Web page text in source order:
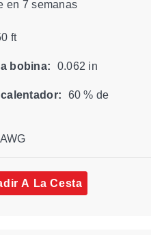
en 7 semanas
ft
bobina: 0.062 in
60 % de
A La Cesta